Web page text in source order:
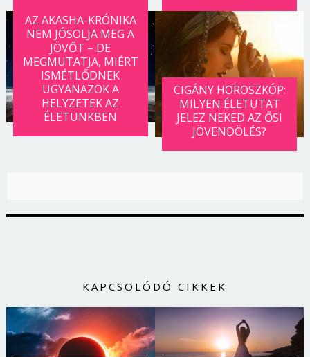
AZ AKASHA-KRÓNIKA
NEM JÓSOLJA MEG A
JÖVŐT – DE
MEGMUTATJA, MIÉRT
ISMÉTLŐDNEK
UGYANAZOK A
HELYZETEK AZ
ÉLETÜNKBEN
CIGÁNY HOROSZKÓP:
MILYEN ÉLETUTAT
JELEZ NEKED AZ ŐSI
JÖVENDÖLÉS?
KAPCSOLÓDÓ CIKKEK